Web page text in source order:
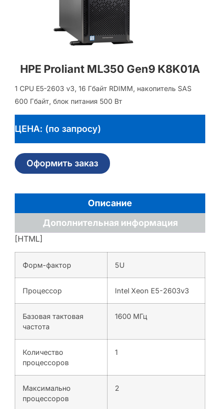
HPE Proliant ML350 Gen9 K8K01A
1 CPU E5-2603 v3, 16 Гбайт RDIMM, накопитель SAS
600 Гбайт, блок питания 500 Вт
ЦЕНА: (по запросу)
Оформить заказ
Описание
Дополнительная информация
[HTML]
Форм-фактор 5U
Процессор Intel Xeon E5-2603v3
Базовая тактовая
частота
1600 МГц
Количество
процессоров
1
Максимально
процессоров
2